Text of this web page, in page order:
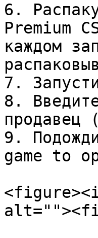
6.
Premium
каждом
7.
8.
продавец
9.
game to